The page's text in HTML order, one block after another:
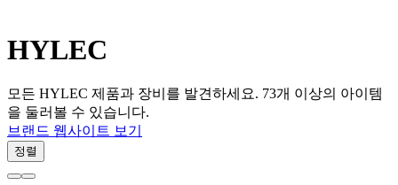
HYLEC
모든 HYLEC 제품과 장비를 발견하세요. 73개 이상의 아이템
을 둘러볼 수 있습니다.
브랜드 웹사이트 보기
정렬